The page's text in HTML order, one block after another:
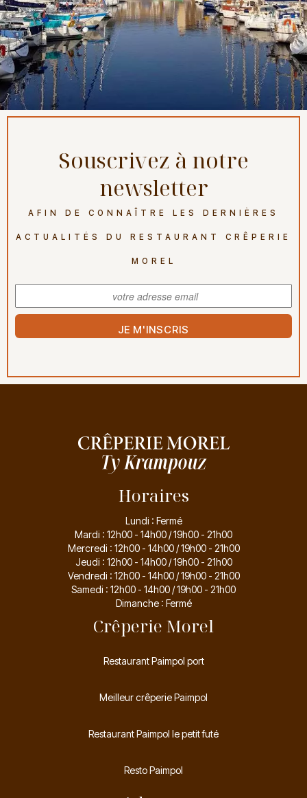
Souscrivez à notre
newsletter
AFIN DE CONNAÎTRE LES DERNIÈRES
ACTUALITÉS DU RESTAURANT CRÊPERIE
MOREL
JE M'INSCRIS
Horaires
Lundi : Fermé
Mardi : 12h00 - 14h00 / 19h00 - 21h00
Mercredi : 12h00 - 14h00 / 19h00 - 21h00
Jeudi : 12h00 - 14h00 / 19h00 - 21h00
Vendredi : 12h00 - 14h00 / 19h00 - 21h00
Samedi : 12h00 - 14h00 / 19h00 - 21h00
Dimanche : Fermé
Crêperie Morel
Restaurant Paimpol port
Meilleur crêperie Paimpol
Restaurant Paimpol le petit futé
Resto Paimpol